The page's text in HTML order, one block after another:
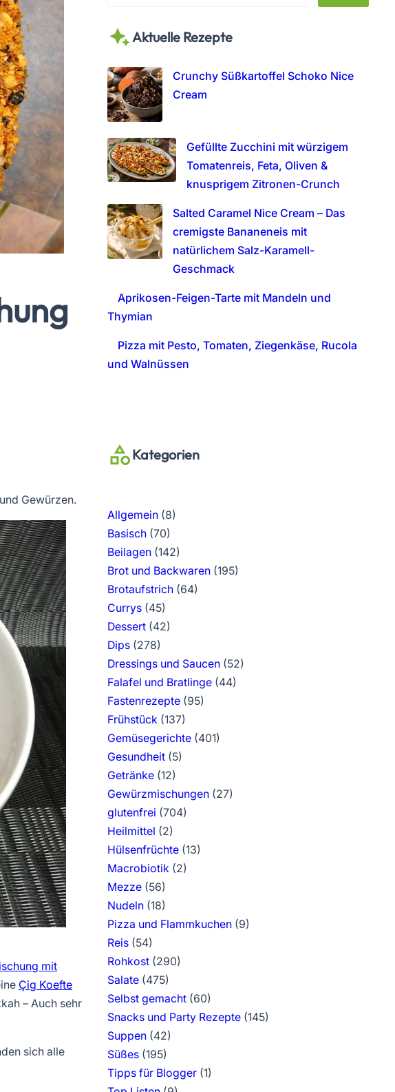
Gewürzen.
mit
Çig Koefte
– Auch sehr
sich alle
r
h
Aktuelle Rezepte
Crunchy Süßkartoffel Schoko Nice
Cream
Gefüllte Zucchini mit würzigem
Tomatenreis, Feta, Oliven &
knusprigem Zitronen-Crunch
Salted Caramel Nice Cream – Das
cremigste Bananeneis mit
natürlichem Salz-Karamell-
Geschmack
Aprikosen-Feigen-Tarte mit Mandeln und
Thymian
Pizza mit Pesto, Tomaten, Ziegenkäse, Rucola
und Walnüssen
Kategorien
Allgemein(8)
Basisch(70)
Beilagen(142)
Brot und Backwaren(195)
Brotaufstrich(64)
Currys(45)
Dessert(42)
Dips(278)
Dressings und Saucen(52)
Falafel und Bratlinge(44)
Fastenrezepte(95)
Frühstück (137)
Gemüsegerichte(401)
Gesundheit(5)
Getränke(12)
Gewürzmischungen(27)
glutenfrei (704)
Heilmittel (2)
Hülsenfrüchte(13)
Macrobiotik (2)
Mezze(56)
Nudeln(18)
Pizza und Flammkuchen(9)
Reis(54)
Rohkost(290)
Salate(475)
Selbst gemacht(60)
Snacks und Party Rezepte(145)
Suppen(42)
Süßes(195)
Tipps für Blogger(1)